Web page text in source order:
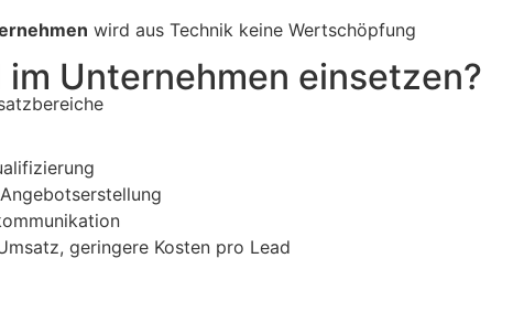
wird aus Technik keine Wertschöpfung
im Unternehmen einsetzen?
geringere Kosten pro Lead